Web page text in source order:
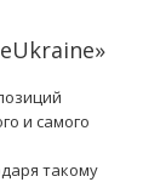
и самого
такому